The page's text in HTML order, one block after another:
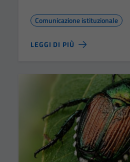
Comunicazione istituzionale
LEGGI DI PIÙ